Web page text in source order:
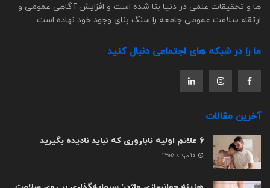
ها و تحقیقات علمی در دنیا بنا شده است و افزایش آگاهی عمومی و
ارتقاء سلامت عمومی جامعه را سنگ بنای وجود خود نهاده است.
ما را در شبکه های اجتماعی دنبال کنید
آخرین مقالات
6 علائم اولیه ناباروری که نباید نادیده بگیرید